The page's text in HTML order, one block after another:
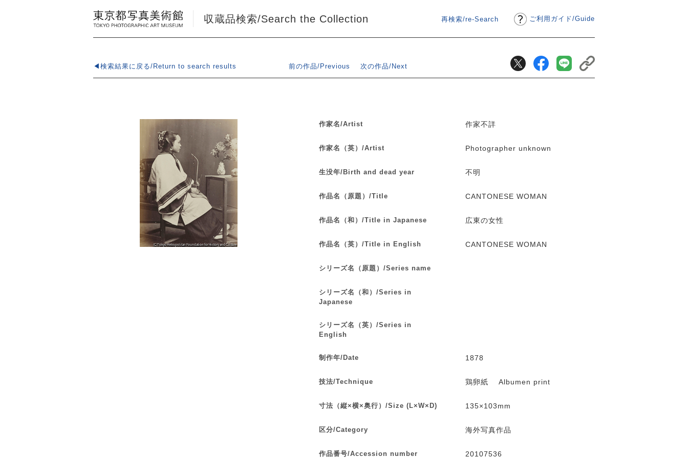
ご利用ガイド/Guide
収蔵品検索/Search the Collection 再検索/re-Search
◀検索結果に戻る/Return to search results 前の作品/Previous 次の作品/Next
作家名/Artist 作家不詳
作家名（英）/Artist Photographer unknown
生没年/Birth and dead year 不明
作品名（原題）/Title CANTONESE WOMAN
作品名（和）/Title in Japanese 広東の女性
作品名（英）/Title in English CANTONESE WOMAN
シリーズ名（原題）/Series name
シリーズ名（和）/Series in
Japanese
シリーズ名（英）/Series in
English
制作年/Date 1878
技法/Technique 鶏卵紙 Albumen print
寸法（縦×横×奥行）/Size (L×W×D) 135×103mm
区分/Category 海外写真作品
作品番号/Accession number 20107536